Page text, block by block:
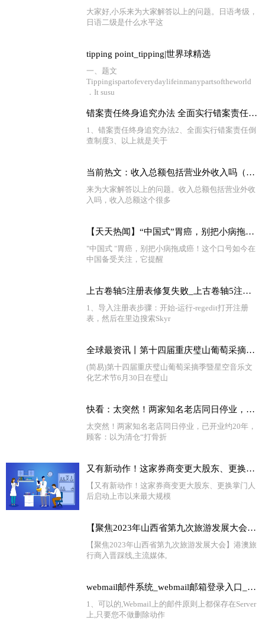
大家好,小乐来为大家解答以上的问题。日语考级，
日语二级是什么水平这
tipping point_tipping|世界球精选
一、题文
Tippingispartofeverydaylifeinmanypartsoftheworld
．It susu
错案责任终身追究办法 全面实行错案责任倒查制度 基本情况讲解_每日热讯
1、错案责任终身追究办法2、全面实行错案责任倒
查制度3、以上就是关于
当前热文：收入总额包括营业外收入吗（收入总额）
来为大家解答以上的问题。收入总额包括营业外收
入吗，收入总额这个很多
【天天热闻】“中国式”胃癌，别把小病拖成癌!这些不良习惯，要趁早改掉
"中国式 "胃癌，别把小病拖成癌！这个口号如今在
中国备受关注，它提醒
上古卷轴5注册表修复失败_上古卷轴5注册表修复
1、导入注册表步骤：开始-运行-regedit打开注册
表，然后在里边搜索Skyr
全球最资讯丨第十四届重庆璧山葡萄采摘季暨星空音乐文化艺术节开幕
(简易)第十四届重庆璧山葡萄采摘季暨星空音乐文
化艺术节6月30日在璧山
快看：太突然！两家知名老店同日停业，已开业约20年，顾客：以为清仓“打骨折”，却发现并不便宜
太突然！两家知名老店同日停业，已开业约20年，
顾客：以为清仓“打骨折
又有新动作！这家券商变更大股东、更换掌门人后 启动上市以来最大规模再融资
【又有新动作！这家券商变更大股东、更换掌门人
后启动上市以来最大规模
【聚焦2023年山西省第九次旅游发展大会】港澳旅行商入晋踩线
【聚焦2023年山西省第九次旅游发展大会】港澳旅
行商入晋踩线,主流媒体,
webmail邮件系统_webmail邮箱登录入口_世界独家
1、可以的,Webmail上的邮件原则上都保存在Server
上,只要您不做删除动作